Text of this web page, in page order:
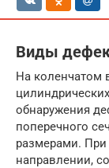
Виды
На коленчатом
обнаружения
поперечного
размерами. При
направлении,